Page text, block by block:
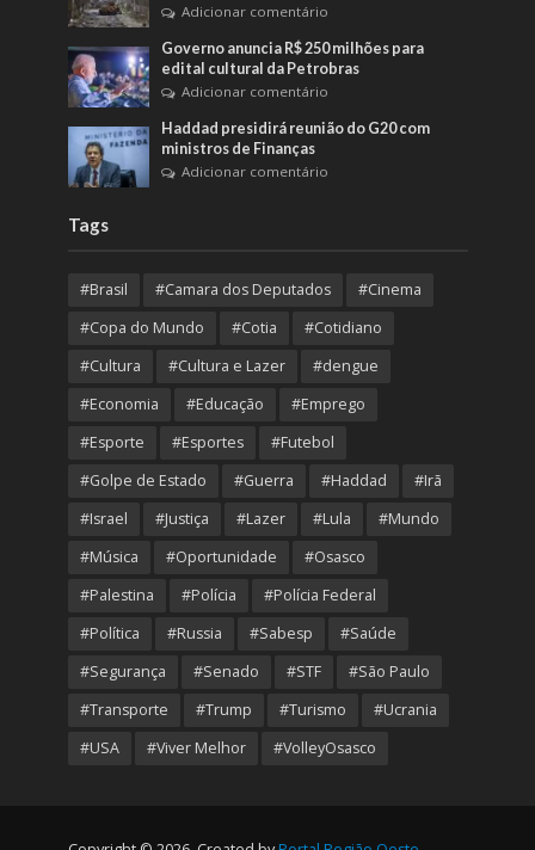
Adicionar comentário
Governo anuncia R$ 250 milhões para
edital cultural da Petrobras
Adicionar comentário
Haddad presidirá reunião do G20 com
ministros de Finanças
Adicionar comentário
Tags
#Brasil #Camara dos Deputados
#Cinema
#Copa do Mundo
#Cotia
#Cotidiano
#Cultura
#Cultura e Lazer
#dengue
#Economia
#Educação
#Emprego
#Esporte
#Esportes
#Futebol
#Golpe de Estado
#Guerra #Haddad
#Irã
#Israel
#Justiça #Lazer #Lula
#Mundo
#Música
#Oportunidade
#Osasco
#Palestina
#Polícia
#Polícia Federal
#Política
#Russia #Sabesp
#Saúde
#Segurança
#Senado #STF
#São Paulo
#Transporte
#Trump #Turismo
#Ucrania
#USA
#Viver Melhor #VolleyOsasco